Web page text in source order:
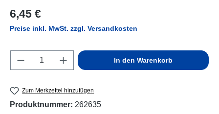
Regulärer Preis:
6,45 €
Preise inkl. MwSt. zzgl. Versandkosten
Produkt Anzahl: Gib den gewünschten
In den Warenkorb
Zum Merkzettel hinzufügen
Produktnummer: 262635